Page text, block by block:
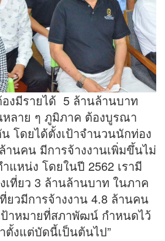
งมีรายได้ 5 ล้านล้านบาท
ลาย ๆ ภูมิภาค ต้องบูรณา
โดยได้ตั้งเป้าจำนวนนักท่อง
านคน มีการจ้างงานเพิ่มขึ้นไม่
แหน่ง โดยในปี 2562 เรามี
เที่ยว 3 ล้านล้านบาท ในภาค
ยวมีการจ้างงาน 4.8 ล้านคน
าหมายที่สภาพัฒน์ กำหนดไว้
งแต่บัดนี้เป็นต้นไป”